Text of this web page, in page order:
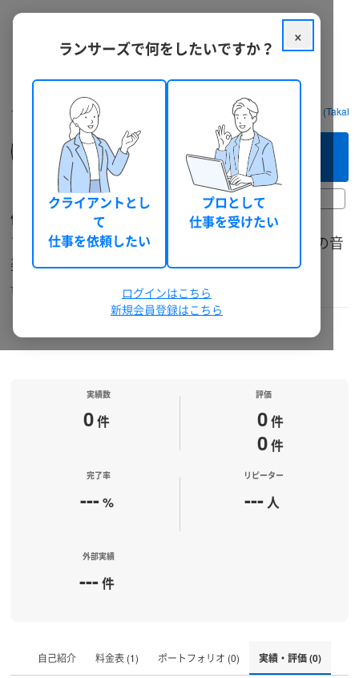
クラウドソーシング ランサーズ フリーランスを探す 作曲家です
30日前以上
作曲家です
アニソンからロックまで、10年の経験であなたの音
楽を形にします。
Takahiro2025 音楽クリエイター 個人 男性 総獲得報酬: 0 円
このフリーランスへ
まずは相談してみる（無料）
実績数
0件
評価
0件
0件
完了率
---%
リピーター
--- 人
外部実績
---件
自己紹介 料金表 (1) ポートフォリオ (0) 実績・評価 (0)
×
ランサーズで何をしたいですか？
クライアントとし
て
仕事を依頼したい
プロとして
仕事を受けたい
ログインはこちら
新規会員登録はこちら